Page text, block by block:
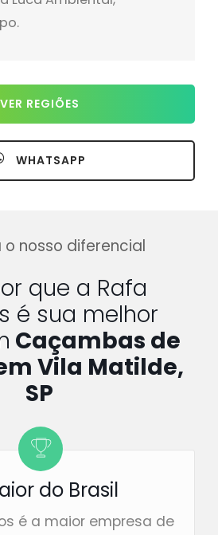
VER REGIÕES
WHATSAPP
o nosso diferencial
que a Rafa
é sua melhor
Caçambas de
Vila Matilde,
SP
do Brasil
é a maior empresa de